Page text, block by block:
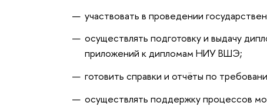
участвовать в проведении
осуществлять подготовку и выдачу
приложений к дипломам НИУ ВШЭ;
готовить справки и отчёты по
осуществлять поддержку процессов